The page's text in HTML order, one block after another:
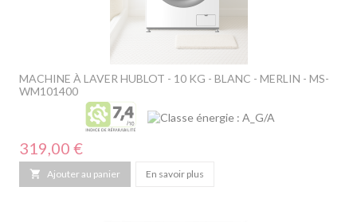
MACHINE À LAVER HUBLOT - 10 KG - BLANC - MERLIN - MS-
WM101400
Prix
319,00 €
 Ajouter au panier En savoir plus